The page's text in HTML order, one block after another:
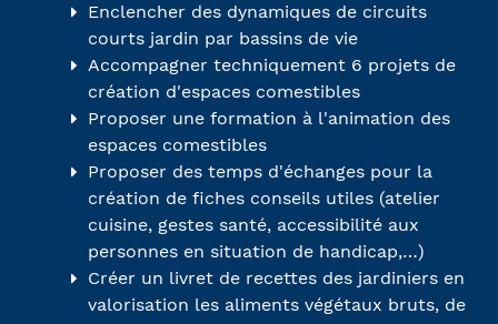
Enclencher des dynamiques de circuits
courts jardin par bassins de vie
Accompagner techniquement 6 projets de
création d'espaces comestibles
Proposer une formation à l'animation des
espaces comestibles
Proposer des temps d'échanges pour la
création de fiches conseils utiles (atelier
cuisine, gestes santé, accessibilité aux
personnes en situation de handicap,…)
Créer un livret de recettes des jardiniers en
valorisation les aliments végétaux bruts, de